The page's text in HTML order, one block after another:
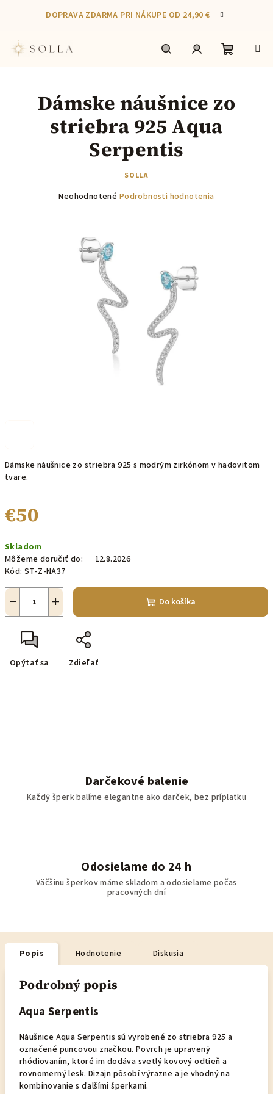
DOPRAVA ZDARMA PRI NÁKUPE OD 24,90 €
košík
Dámske náušnice zo striebra 925 s modrým zirkónom v hadovitom
tvare.
€50
cena:
Skladom
Môžeme doručiť do:
12.8.2026
Kód: ST-Z-NA37
+
− Do košíka
Opýtať sa Zdieľať
Dámske náušnice zo
striebra 925 Aqua
Serpentis
SOLLA
Priemerné
hviezdičiek.
Neohodnotené Podrobnosti hodnotenia
Darčekové balenie
Každý šperk balíme elegantne ako darček, bez príplatku
Odosielame do 24 h
Väčšinu šperkov máme skladom a odosielame počas
pracovných dní
Popis Hodnotenie Diskusia
Podrobný popis
Aqua Serpentis
Náušnice Aqua Serpentis sú vyrobené zo striebra 925 a
označené puncovou značkou. Povrch je upravený
rhódiovaním, ktoré im dodáva svetlý kovový odtieň a
rovnomerný lesk. Dizajn pôsobí výrazne a je vhodný na
kombinovanie s ďalšími šperkami.